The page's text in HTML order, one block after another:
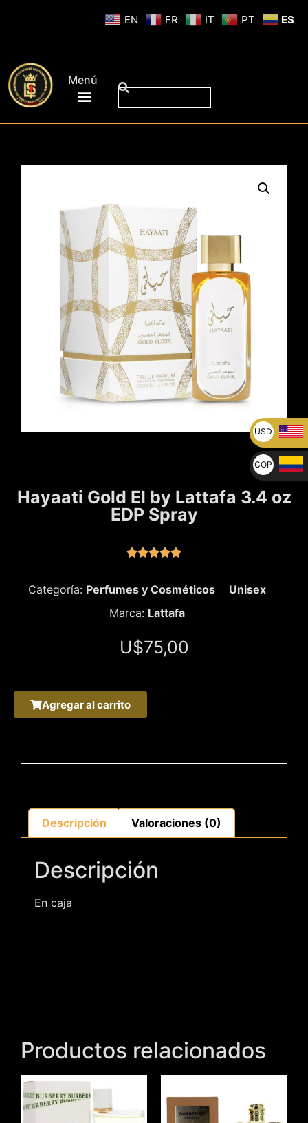
Menú
Hayaati Gold El by Lattafa 3.4 oz
EDP Spray

Categoría: Perfumes y Cosméticos
Unisex
Marca: Lattafa
U$75,00
Agregar al carrito
Descripción Valoraciones (0)
Descripción
En caja
Productos relacionados
EN FR IT PT ES
USD
U$
COP
$